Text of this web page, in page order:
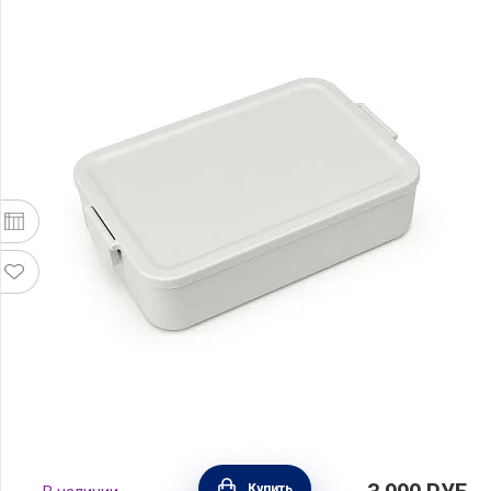
Ланчбокс Make & Take большой 25х16,6х6